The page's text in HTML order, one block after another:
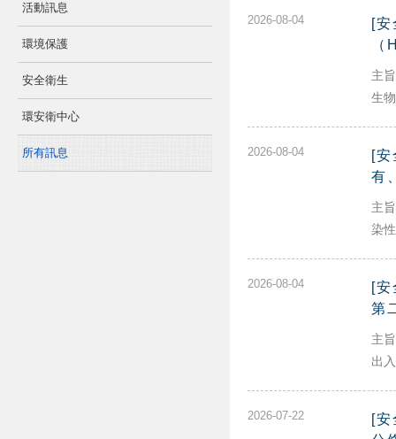
活動訊息
環境保護
安全衛生
環安衛中心
所有訊息
2026-08-04
[安
主
生
2026-08-04
[
有
主
染
2026-08-04
[安
第
主
出
2026-07-22
[安